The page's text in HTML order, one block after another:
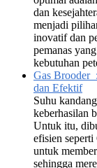
dan
menjadi
inovatif dan
pemanas
kebutuhan
Gas Brooder
dan Efektif
Suhu
keberhasilan
Untuk itu,
efisien
untuk
sehingga